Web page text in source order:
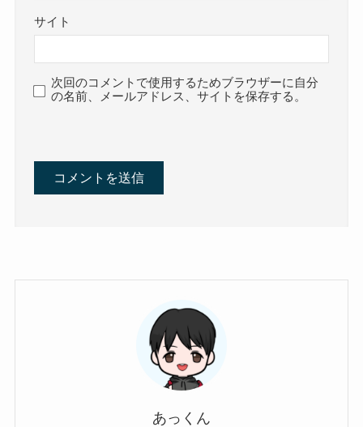
サイト
次回のコメントで使用するためブラウザーに自分
の名前、メールアドレス、サイトを保存する。
あっくん